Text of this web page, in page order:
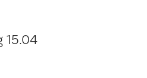
15.04